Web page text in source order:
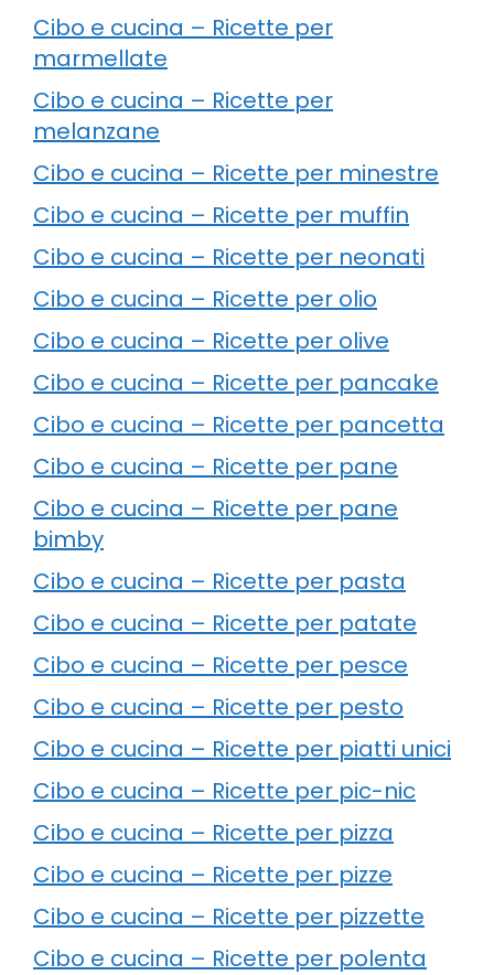
Cibo e cucina – Ricette per
marmellate
Cibo e cucina – Ricette per
melanzane
Cibo e cucina – Ricette per minestre
Cibo e cucina – Ricette per muffin
Cibo e cucina – Ricette per neonati
Cibo e cucina – Ricette per olio
Cibo e cucina – Ricette per olive
Cibo e cucina – Ricette per pancake
Cibo e cucina – Ricette per pancetta
Cibo e cucina – Ricette per pane
Cibo e cucina – Ricette per pane
bimby
Cibo e cucina – Ricette per pasta
Cibo e cucina – Ricette per patate
Cibo e cucina – Ricette per pesce
Cibo e cucina – Ricette per pesto
Cibo e cucina – Ricette per piatti unici
Cibo e cucina – Ricette per pic-nic
Cibo e cucina – Ricette per pizza
Cibo e cucina – Ricette per pizze
Cibo e cucina – Ricette per pizzette
Cibo e cucina – Ricette per polenta